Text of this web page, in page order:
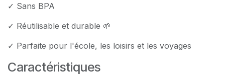
✓ Sans BPA
✓ Réutilisable et durable 🌱
✓ Parfaite pour l'école, les loisirs et les voyages
Caractéristiques